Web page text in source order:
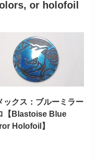
or holofoil
ックス：ブルーミラー
【Blastoise Blue
Holofoil】